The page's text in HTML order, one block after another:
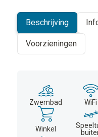
Beschrijving
Voorzieningen
Zwembad WiFi
Winkel